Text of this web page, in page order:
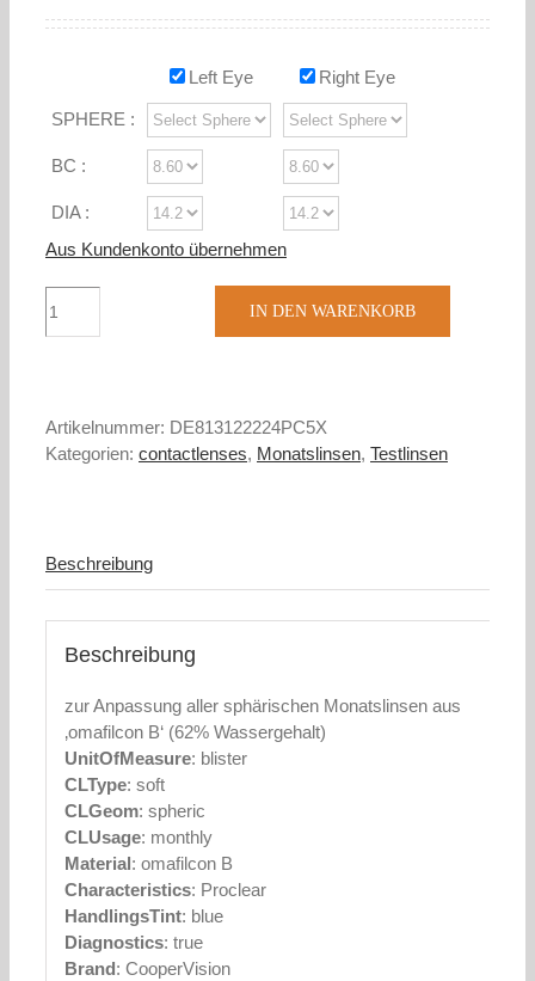
Left Eye Right Eye
SPHERE :
BC :
DIA :
Aus Kundenkonto übernehmen
Proclear
IN DEN WARENKORB
Artikelnummer: DE813122224PC5X
Kategorien: contactlenses, Monatslinsen, Testlinsen
Beschreibung
Beschreibung
zur Anpassung aller sphärischen Monatslinsen aus
‚omafilcon B‘ (62% Wassergehalt)
UnitOfMeasure: blister
CLType: soft
CLGeom: spheric
CLUsage: monthly
Material: omafilcon B
Characteristics: Proclear
HandlingsTint: blue
Diagnostics: true
Brand: CooperVision